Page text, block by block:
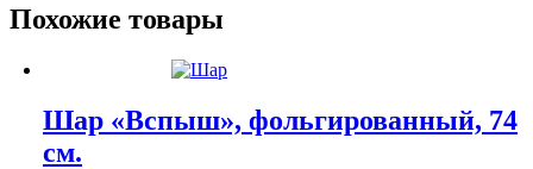
см.
Похожие товары
Шар «Вспыш», фольгированный, 74
см.